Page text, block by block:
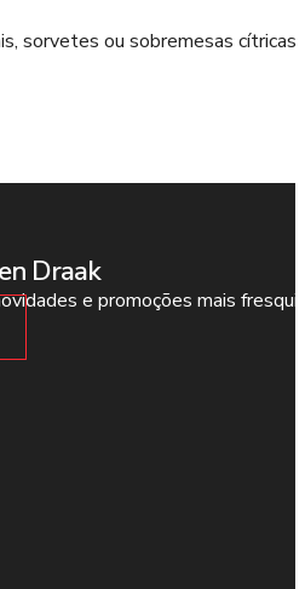
sorvetes ou sobremesas cítricas
Draak
e promoções mais